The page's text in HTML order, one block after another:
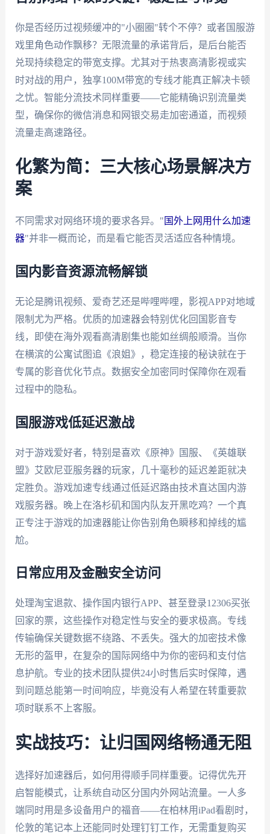
你是否经历过视频缓冲的"小圈圈"转个不停？或者国服游
戏里角色动作飘移？无限流量的承诺背后，是后台能否
兑现持续稳定的带宽支撑。尤其对于热衷高清影视或实
时对战的用户，独享100M带宽的专线才能真正解决卡顿
之忧。智能分流技术同样重要——它能精确识别流量类
型，确保你的微信消息和网银交易走加密通道，而视频
流量走高速路径。
化繁为简：三大核心场景解决方
案
不同需求对网络环境的要求各异。" 国外上网用什么加速
器"并非一概而论，而是看它能否灵活适应各种情境。
国内影音资源流畅解锁
无论是腾讯视频、爱奇艺还是哔哩哔哩，影视APP对地域
限制尤为严格。优质的加速器会特别优化回国影音专
线，即使在海外观看高清剧集也能如丝绸般顺滑。当你
在横滨的公寓试图追《浪姐》，稳定连接的秘诀就在于
专属的影音优化节点。数据安全加密同时保障你在观看
过程中的隐私。
国服游戏低延迟激战
对于游戏爱好者，特别是喜欢《原神》国服、《英雄联
盟》艾欧尼亚服务器的玩家，几十毫秒的延迟差距就决
定胜负。游戏加速专线通过低延迟路由技术直达国内游
戏服务器。晚上在洛杉矶和国内队友开黑吃鸡？一个真
正专注于游戏的加速器能让你告别角色瞬移和掉线的尴
尬。
日常应用及金融安全访问
处理淘宝退款、操作国内银行APP、甚至登录12306买张
回家的票，这些操作对稳定性与安全的要求极高。专线
传输确保关键数据不绕路、不丢失。强大的加密技术像
无形的盔甲，在复杂的国际网络中为你的密码和支付信
息护航。专业的技术团队提供24小时售后实时保障，遇
到问题总能第一时间响应，毕竟没有人希望在转重要款
项时联系不上客服。
实战技巧：让归国网络畅通无阻
选择好加速器后，如何用得顺手同样重要。记得优先开
启智能模式，让系统自动区分国内外网站流量。一人多
端同时用是多设备用户的福音——在柏林用iPad看剧时，
伦敦的笔记本上还能同时处理钉钉工作，无需重复购买